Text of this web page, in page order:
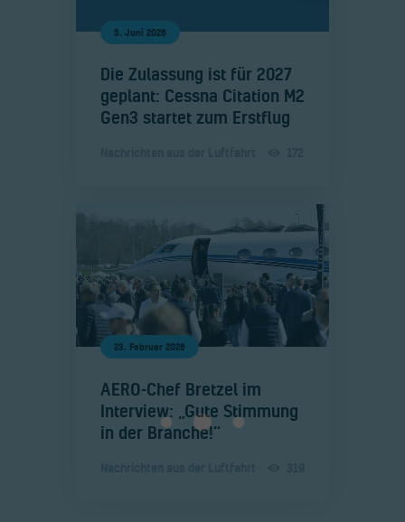
5. Juni 2026
​Die Zulassung ist für 2027
geplant: Cessna Citation M2
Gen3 startet zum Erstflug
23. Februar 2026
​AERO-Chef Bretzel im
Interview: „Gute Stimmung
in der Branche!“